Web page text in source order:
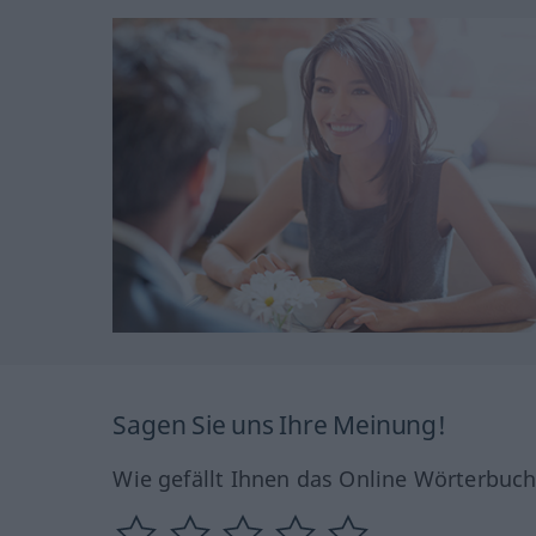
Sagen Sie uns Ihre Meinung!
Wie gefällt Ihnen das Online